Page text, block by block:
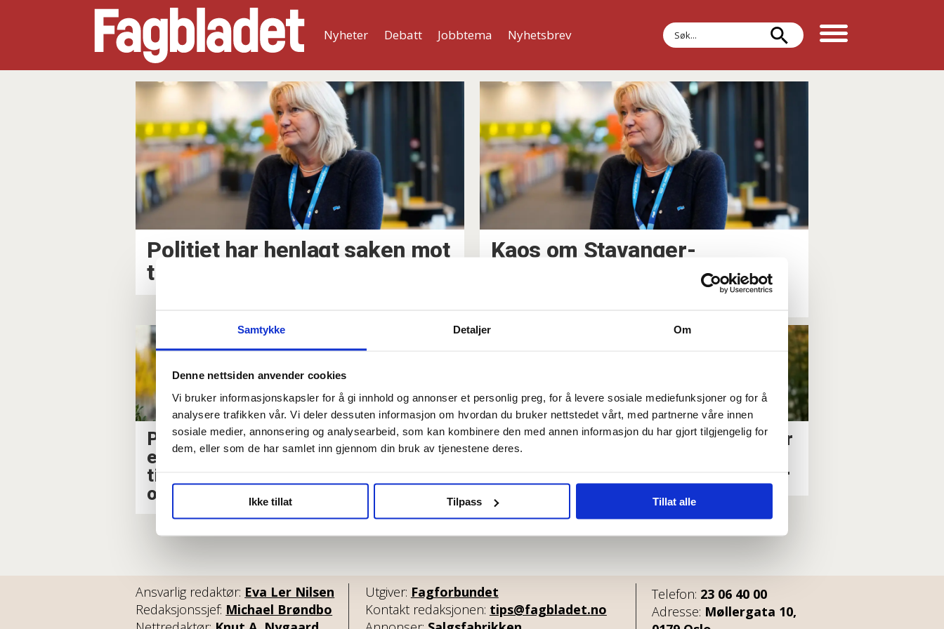
Samtykke Detaljer Om
Denne nettsiden anvender cookies
Vi bruker informasjonskapsler for å gi innhold og annonser et personlig preg, for å levere sosiale mediefunksjoner og for å
analysere trafikken vår. Vi deler dessuten informasjon om hvordan du bruker nettstedet vårt, med partnerne våre innen
sosiale medier, annonsering og analysearbeid, som kan kombinere den med annen informasjon du har gjort tilgjengelig for
dem, eller som de har samlet inn gjennom din bruk av tjenestene deres.
Ikke tillat Tilpass Tillat alle
Nyheter Debatt Jobbtema Nyhetsbrev
Søk
Politiet har henlagt saken mot
tidligere Stavanger-ordfører
Kaos om Stavanger-
ordføreren –⁠ Ap og SV vil ha
Politiet åpner
etterforskning mot
tidligere Stavanger-
ordfører
Høyre har sendt
dokumenter om
pengebruk til politiet
Ordføreren i Stavanger
misbruk av partimidler
Ansvarlig redaktør: Eva Ler Nilsen
Redaksjonssjef: Michael Brøndbo
Utgiver: Fagforbundet
Kontakt redaksjonen: tips@fagbladet.no
Telefon: 23 06 40 00
Adresse: Møllergata 10,